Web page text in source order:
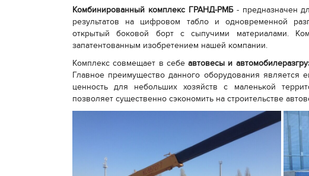
Комбинированный комплекс ГРАНД-РМБ - предназначен
результатов на цифровом табло и одновременной
открытый боковой борт с сыпучими материалами.
запатентованным изобретением нашей компании.
Комплекс совмещает в себеавтовесы и
Главное преимущество данного оборудования является
ценность для небольших хозяйств с маленькой
позволяет существенно сэкономить на строительстве